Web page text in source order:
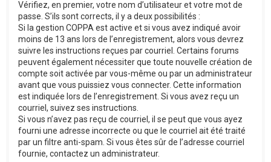
Vérifiez, en premier, votre nom d’utilisateur et votre mot de
passe. S’ils sont corrects, il y a deux possibilités :
Si la gestion COPPA est active et si vous avez indiqué avoir
moins de 13 ans lors de l’enregistrement, alors vous devrez
suivre les instructions reçues par courriel. Certains forums
peuvent également nécessiter que toute nouvelle création de
compte soit activée par vous-même ou par un administrateur
avant que vous puissiez vous connecter. Cette information
est indiquée lors de l’enregistrement. Si vous avez reçu un
courriel, suivez ses instructions.
Si vous n’avez pas reçu de courriel, il se peut que vous ayez
fourni une adresse incorrecte ou que le courriel ait été traité
par un filtre anti-spam. Si vous êtes sûr de l’adresse courriel
fournie, contactez un administrateur.